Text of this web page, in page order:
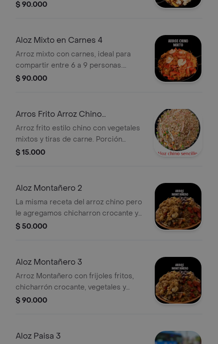
picadas maíz y maduritos para 6
$ 90.000
Aloz Mixto en Carnes 4
Arroz mixto con carnes, ideal para
compartir entre 6 a 9 personas.
Incluye camarones y carne de cerdo.
$ 90.000
Arros Frito Arroz Chino
Economico *1
Arroz frito estilo chino con vegetales
mixtos y tiras de carne. Porción
económica.
$ 15.000
Aloz Montañero 2
La misma receta del arroz chino pero
le agregamos chicharron crocante y
frijoles fritos.
$ 50.000
Aloz Montañero 3
Arroz Montañero con frijoles fritos,
chicharrón crocante, vegetales y
carne. Ideal para compartir.
$ 90.000
Aloz Paisa 3